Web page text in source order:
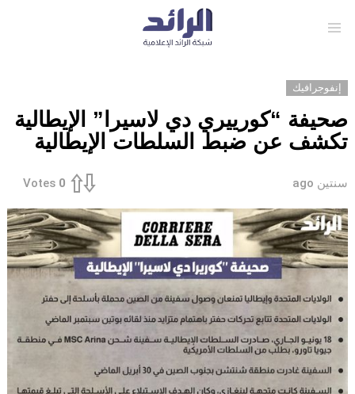
إنفوجرافيك
صحيفة “كورييري دي لاسيرا” الإيطالية
تكشف عن ضبط السلطات الإيطالية
سنتين ago 0
Votes